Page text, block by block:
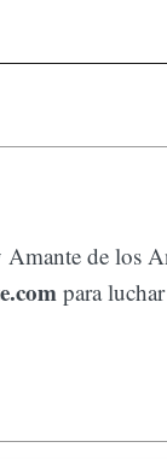
de los
para